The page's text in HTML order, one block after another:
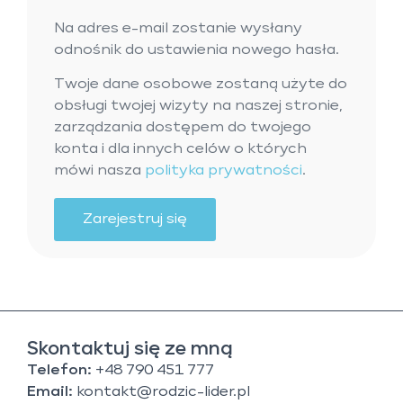
Na adres e-mail zostanie wysłany
odnośnik do ustawienia nowego hasła.
Twoje dane osobowe zostaną użyte do
obsługi twojej wizyty na naszej stronie,
zarządzania dostępem do twojego
konta i dla innych celów o których
mówi nasza polityka prywatności.
Zarejestruj się
Skontaktuj się ze mną
Telefon: +48 790 451 777
Email: kontakt@rodzic-lider.pl